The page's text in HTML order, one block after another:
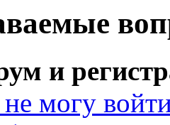
и
могу